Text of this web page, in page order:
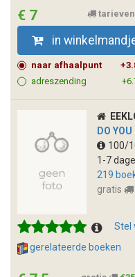
€ 7 tarieven
in
naar afhaalpunt
adreszending
DO
100/
1-7
219
gratis
Stel
gerelateerde boeken